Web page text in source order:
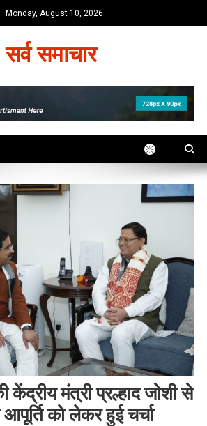
Monday, August 10, 2026
सर्व समाचार
केंद्रीय मंत्री प्रल्हाद जोशी से
को लेकर हुई चर्चा